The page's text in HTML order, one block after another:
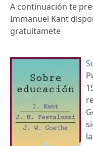
A continuación te
Immanuel Kant
gratuitamete